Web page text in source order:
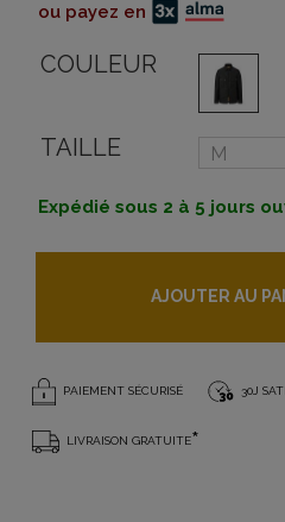
ou payez en
COULEUR
TAILLE
Expédié sous 2 à 5 jours
AJOUTER AU
PAIEMENT SÉCURISÉ 30J
LIVRAISON GRATUITE*